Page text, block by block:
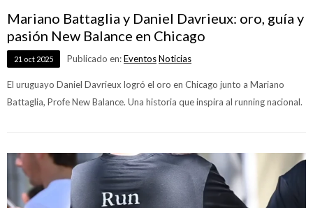
Mariano Battaglia y Daniel Davrieux: oro, guía y
pasión New Balance en Chicago
21 oct 2025 Publicado en:EventosNoticias
El uruguayo Daniel Davrieux logró el oro en Chicago junto a Mariano
Battaglia, Profe New Balance. Una historia que inspira al running nacional.